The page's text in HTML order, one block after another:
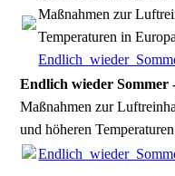
Maßnahmen zur
Temperaturen in
Endlich wieder
Maßnahmen zur
und höheren